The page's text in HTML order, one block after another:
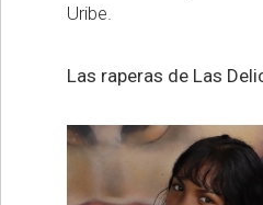
Uribe.
Las raperas de Las